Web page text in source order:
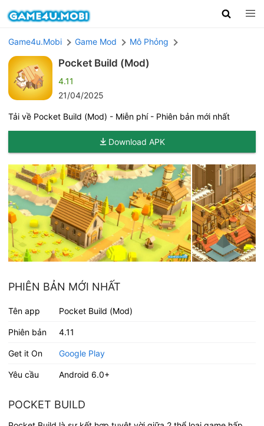
Game4u.Mobi Game Mod Mô Phỏng
Pocket Build (Mod)
4.11
21/04/2025
Tải về Pocket Build (Mod) - Miễn phí - Phiên bản mới nhất
Download APK
PHIÊN BẢN MỚI NHẤT
Tên app Pocket Build (Mod)
Phiên bản 4.11
Get it On Google Play
Yêu cầu Android 6.0+
POCKET BUILD